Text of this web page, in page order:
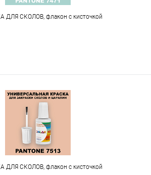
ДЛЯ СКОЛОВ, флакон с кисточкой
ДЛЯ СКОЛОВ, флакон с кисточкой